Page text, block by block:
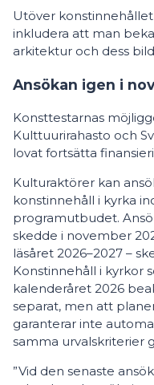
Utöver
inkludera att man
arkitektur och dess
Ansökan igen i
Konsttestarnas
Kulttuurirahasto och
lovat fortsätta
Kulturaktörer kan
konstinnehåll i kyrka
programutbudet.
skedde i november
läsåret 2026–2027 –
Konstinnehåll i kyrkor
kalenderåret 2026
separat, men att
garanterar inte
samma urvalskriterier
”Vid den senaste